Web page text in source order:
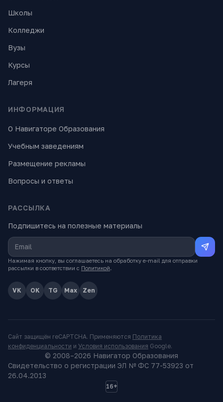
Школы
Колледжи
Вузы
Курсы
Лагеря
ИНФОРМАЦИЯ
О Навигаторе Образования
Учебным заведениям
Размещение рекламы
Вопросы и ответы
РАССЫЛКА
Подпишитесь на полезные материалы
Нажимая кнопку, вы соглашаетесь на обработку e-mail для отправки
рассылки в соответствии с Политикой.
VK OK TG Max Zen
Сайт защищён reCAPTCHA. Применяются Политика
конфиденциальности и Условия использования Google.
© 2008–2026 Навигатор Образования
Свидетельство о регистрации ЭЛ № ФС 77-53923 от
26.04.2013
16+